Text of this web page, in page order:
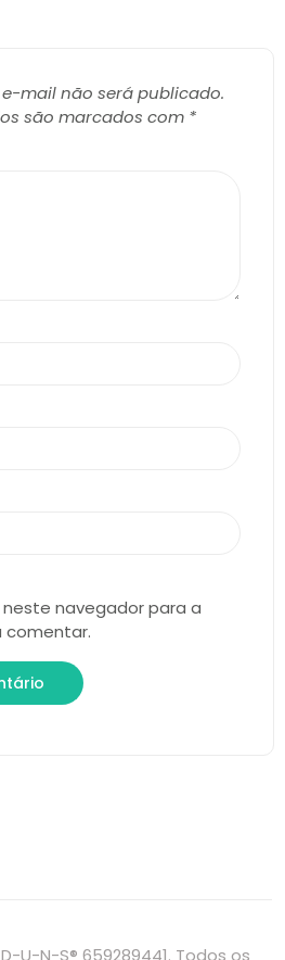
mail não será publicado.
são marcados com *
navegador para a
comentar.